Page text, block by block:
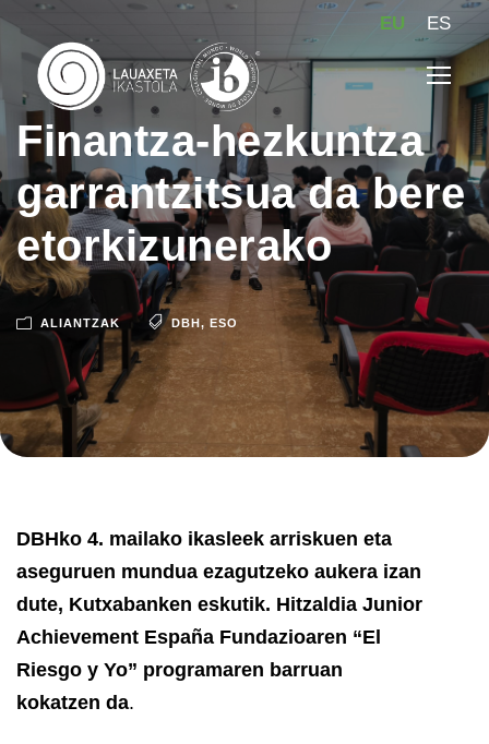
EU ES
Finantza-hezkuntza
garrantzitsua da bere
etorkizunerako
ALIANTZAK DBH, ESO
DBHko 4. mailako ikasleek arriskuen eta
aseguruen mundua ezagutzeko aukera izan
dute, Kutxabanken eskutik. Hitzaldia Junior
Achievement España Fundazioaren “El
Riesgo y Yo” programaren barruan
kokatzen da.